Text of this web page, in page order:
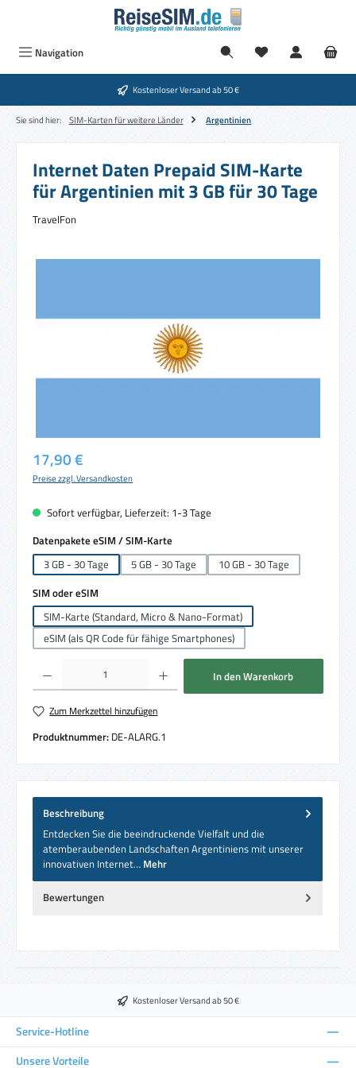
Zum Hauptinhalt springen
Navigation
Kostenloser Versand ab 50 €
Sie sind hier: SIM-Karten für weitere Länder Argentinien
Internet Daten Prepaid SIM-Karte
für Argentinien mit 3 GB für 30 Tage
TravelFon
Regulärer Preis:
17,90 €
Preise zzgl. Versandkosten
Sofort verfügbar, Lieferzeit: 1-3 Tage
Datenpakete eSIM / SIM-Karte
3 GB - 30 Tage
5 GB - 30 Tage
10 GB - 30 Tage
SIM oder eSIM
SIM-Karte (Standard, Micro & Nano-Format)
eSIM (als QR Code für fähige Smartphones)
Produkt Anzahl: Gib den gewünschten Wert ein oder benutze die Schaltflächen um
In den Warenkorb
Zum Merkzettel hinzufügen
Produktnummer: DE-ALARG.1
Beschreibung
Entdecken Sie die beeindruckende Vielfalt und die
atemberaubenden Landschaften Argentiniens mit unserer
innovativen Internet… Mehr
Bewertungen
Kostenloser Versand ab 50 €
Service-Hotline
Unsere Vorteile